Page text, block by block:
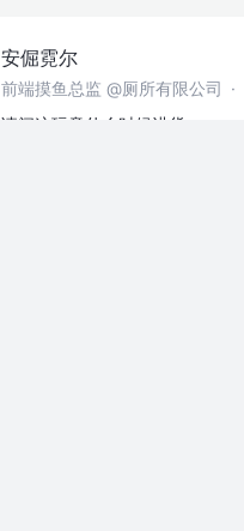
安倔霓尔
前端摸鱼总监 @厕所有限公司 ·
请问这玩意什么时候进货